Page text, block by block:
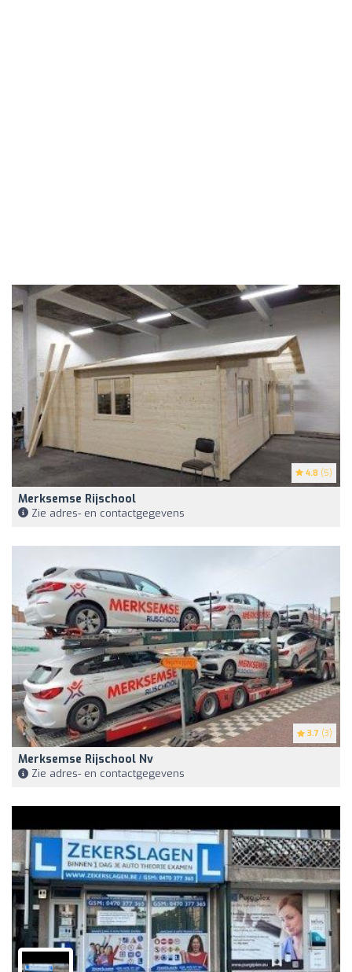
4.8 (5)
Merksemse Rijschool
Zie adres- en contactgegevens
3.7 (3)
Merksemse Rijschool Nv
Zie adres- en contactgegevens